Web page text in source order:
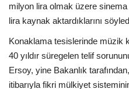
milyon lira olmak üzere
lira kaynak aktardıklarını
Konaklama tesislerinde müzik
40 yıldır süregelen telif
Ersoy, yine Bakanlık
itibarıyla fikri mülkiyet